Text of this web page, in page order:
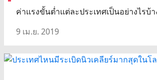
ค่าแรงขั้นต่ำแต่ละประเทศเป็นอย่างไรบ้า
9 เม.ย. 2019